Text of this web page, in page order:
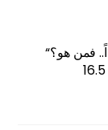
فمن هو؟